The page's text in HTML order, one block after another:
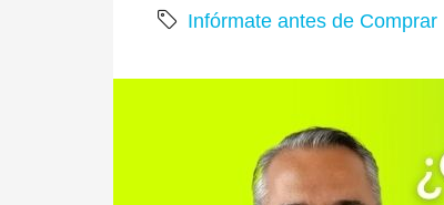
Infórmate antes de Comprar